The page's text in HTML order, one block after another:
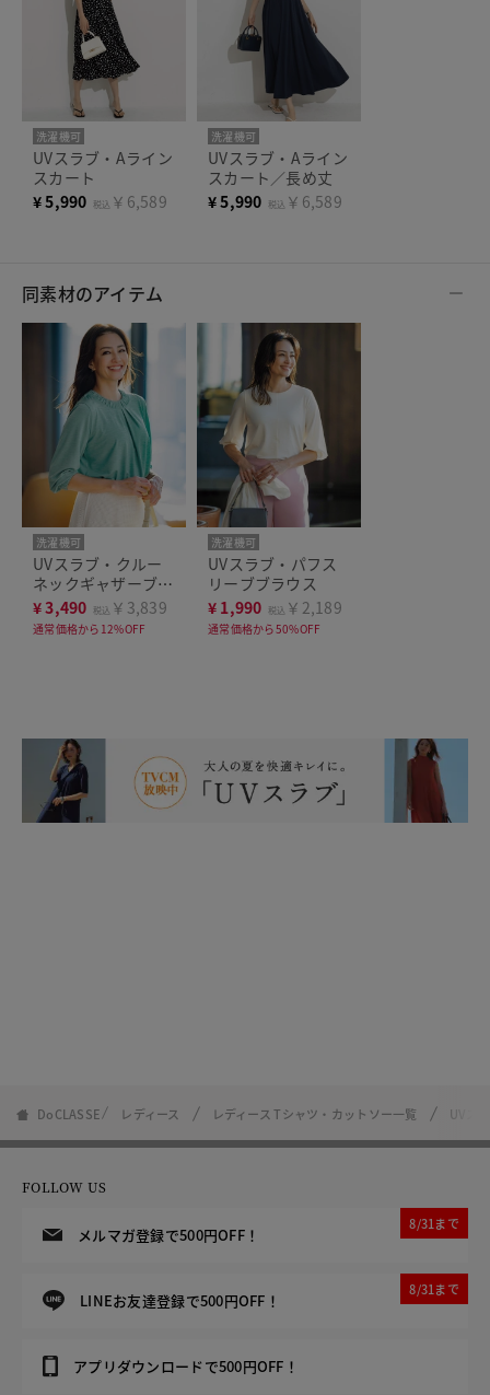
洗濯機可
UVスラブ・Aライン
スカート
¥5,990 税込 ￥6,589
洗濯機可
UVスラブ・Aライン
スカート／長め丈
¥5,990 税込 ￥6,589
同素材のアイテム
洗濯機可
UVスラブ・クルー
ネックギャザーブラ
ウス7分袖
¥3,490 税込 ￥3,839
通常価格から12%OFF
洗濯機可
UVスラブ・パフス
リーブブラウス
¥ 1,990 税込 ￥2,189
通常価格から50%OFF
DoCLASSE レディース レディース Tシャツ・カットソー一覧 UVス
FOLLOW US
メルマガ登録で500円OFF！
8/31まで
LINEお友達登録で500円OFF！
8/31まで
アプリダウンロードで500円OFF！